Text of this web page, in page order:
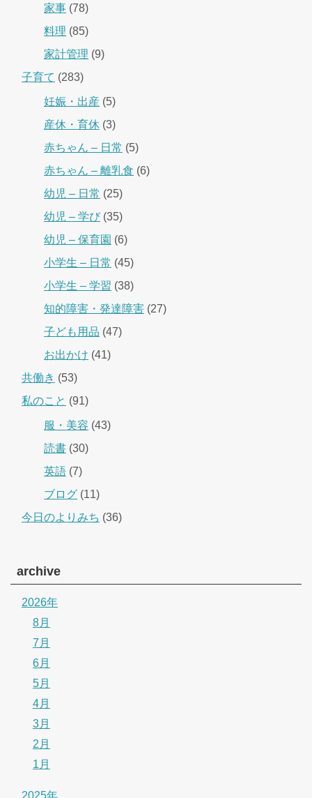
家事 (78)
料理 (85)
家計管理 (9)
子育て (283)
妊娠・出産 (5)
産休・育休 (3)
赤ちゃん – 日常 (5)
赤ちゃん – 離乳食 (6)
幼児 – 日常 (25)
幼児 – 学び(35)
幼児 – 保育園 (6)
小学生 – 日常 (45)
小学生 – 学習 (38)
知的障害・発達障害 (27)
子ども用品 (47)
お出かけ (41)
共働き (53)
私のこと (91)
服・美容 (43)
読書 (30)
英語 (7)
ブログ (11)
今日のよりみち (36)
archive
2026年
8月
7月
6月
5月
4月
3月
2月
1月
2025年